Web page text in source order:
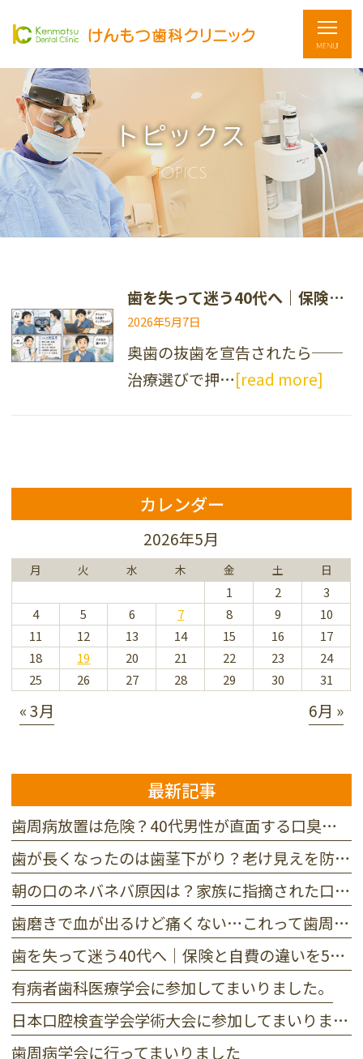
トピックス
TOPICS
歯を失って迷う40代へ｜保険と自費の違いを5つの基準で徹底比較
2026年5月7日
奥歯の抜歯を宣告されたら──
治療選びで押…[read more]
カレンダー
2026年5月
月 火 水 木 金 土 日
1 2
3
4
5 6 7 8 9
10
11
12 13 14 15 16
17
18
19 20 21 22 23
24
25
26 27 28 29 30 31
« 3月 6月 »
最新記事
歯周病放置は危険？40代男性が直面する口臭と抜歯リスクの真実
歯が長くなったのは歯茎下がり？老け見えを防ぐ3つの原因と対処法
朝の口のネバネバ原因は？家族に指摘された口臭を防ぐ3つの対策
歯磨きで血が出るけど痛くない…これって歯周病？初期症状セルフチェック
歯を失って迷う40代へ｜保険と自費の違いを5つの基準で徹底比較
有病者歯科医療学会に参加してまいりました。
日本口腔検査学会学術大会に参加してまいりました。
歯周病学会に行ってまいりました